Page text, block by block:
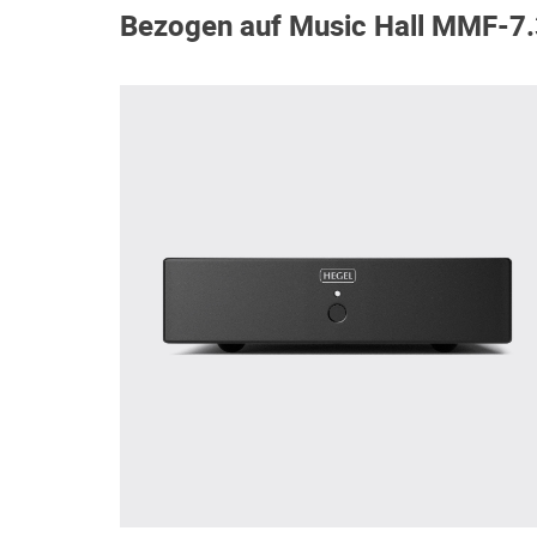
Bezogen auf Music Hall MMF-